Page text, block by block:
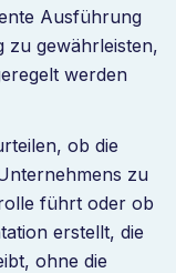
Ausführung
zu gewährleisten,
werden
ob die
zu
führt oder ob
erstellt, die
ohne die